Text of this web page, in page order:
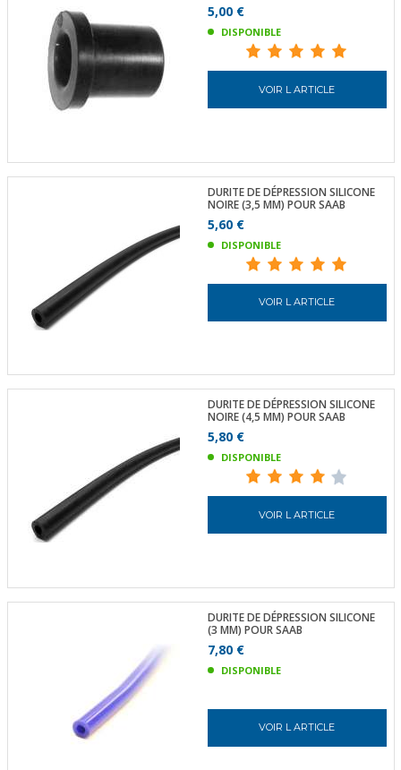
5,00 €
DISPONIBLE
VOIR L ARTICLE
DURITE DE DÉPRESSION SILICONE
NOIRE (3,5 MM) POUR SAAB
5,60 €
DISPONIBLE
VOIR L ARTICLE
DURITE DE DÉPRESSION SILICONE
NOIRE (4,5 MM) POUR SAAB
5,80 €
DISPONIBLE
VOIR L ARTICLE
DURITE DE DÉPRESSION SILICONE
(3 MM) POUR SAAB
7,80 €
DISPONIBLE
VOIR L ARTICLE